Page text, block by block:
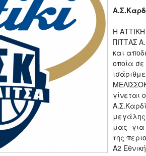
Η
ΠΙΤΤΑΣ
και
οποία
γίνεται
μεγάλης
μας -για
της
Α2